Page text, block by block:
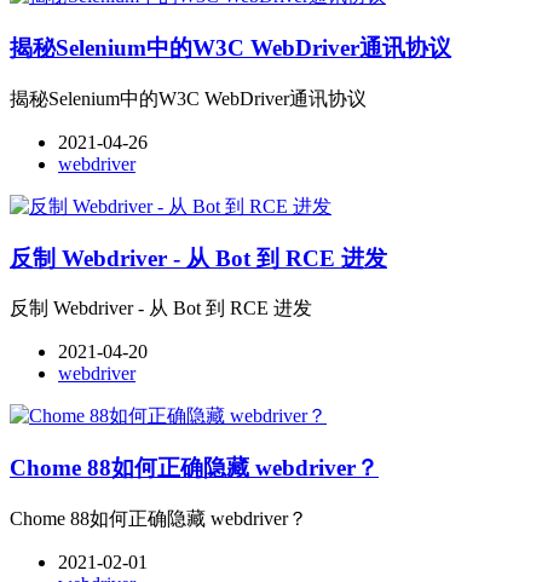
揭秘Selenium中的W3C WebDriver通讯协议
揭秘Selenium中的W3C WebDriver通讯协议
2021-04-26
webdriver
反制 Webdriver - 从 Bot 到 RCE 进发
反制 Webdriver - 从 Bot 到 RCE 进发
2021-04-20
webdriver
Chome 88如何正确隐藏 webdriver？
Chome 88如何正确隐藏 webdriver？
2021-02-01